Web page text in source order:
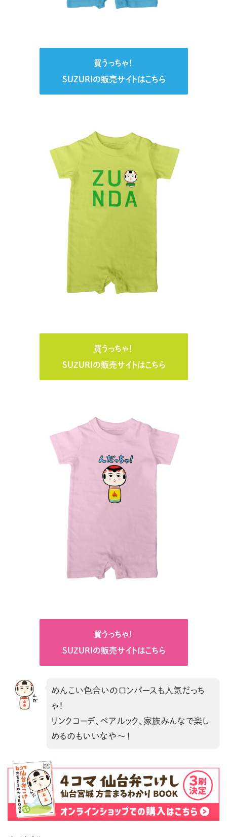
買うっちゃ！
SUZURIの販売サイトはこちら
買うっちゃ！
SUZURIの販売サイトはこちら
買うっちゃ！
SUZURIの販売サイトはこちら
めんこい色合いのロンパースも人気だっち
ゃ！
リンクコーデ、ペアルック、家族みんなで楽し
めるのもいいなや〜！